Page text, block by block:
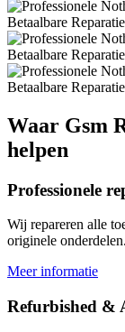
Waar Gsm
helpen
Professionele
Wij repareren alle
originele onderdelen.
Meer informatie
Refurbished &